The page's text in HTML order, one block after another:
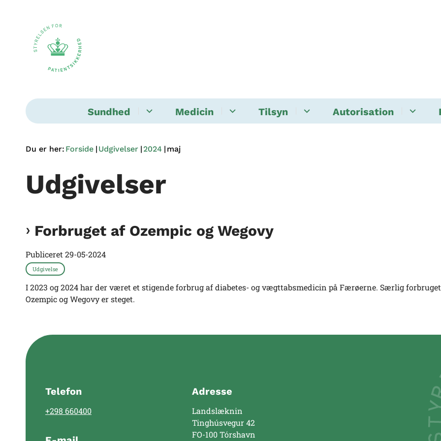
Sundhed Medicin Tilsyn Autorisation
Du er her: Forside Udgivelser 2024 maj
Udgivelser
Forbruget af Ozempic og Wegovy
Publiceret29-05-2024
Udgivelse
I 2023 og 2024 har der været et stigende forbrug af diabetes- og vægttabsmedicin på Færøerne. Særlig
Ozempic og Wegovy er steget.
Telefon
+298 660400
Adresse
Landslæknin
Tinghúsvegur 42
FO-100 Tórshavn